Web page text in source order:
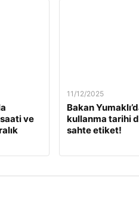
ve
11/12/2025
Bakan
kullanma tarihi
sahte etiket!